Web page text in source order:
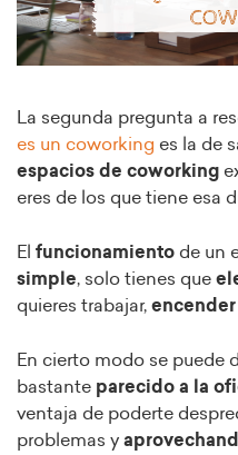
La segunda pregunta a
es un coworking es la de
espacios de coworking
eres de los que tiene esa
El funcionamiento de un
simple, solo tienes que
quieres trabajar,
En cierto modo se puede
bastante parecido a la
ventaja de poderte
problemas y